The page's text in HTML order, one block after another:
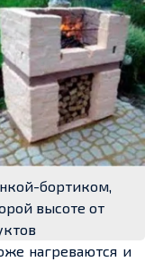
бортиком,
высоте от
нагреваются и